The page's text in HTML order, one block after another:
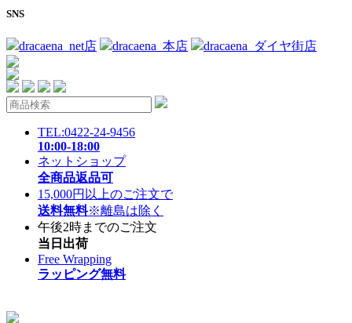
SNS
dracaena_net店 dracaena_本店 dracaena_ダイヤ街店
TEL:0422-24-9456
10:00-18:00
ネットショップ
全商品返品可
15,000円以上のご注文で
送料無料※離島は除く
午後2時までのご注文
当日出荷
Free Wrapping
ラッピング無料